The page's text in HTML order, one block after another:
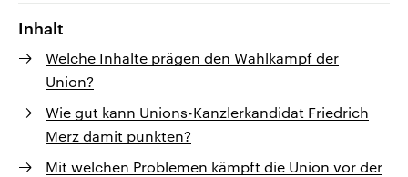
Inhalt
Welche Inhalte prägen den Wahlkampf der
Union?
Wie gut kann Unions-Kanzlerkandidat Friedrich
Merz damit punkten?
Mit welchen Problemen kämpft die Union vor der